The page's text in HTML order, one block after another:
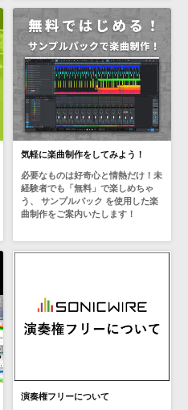
気軽に楽曲制作をしてみよう！
必要なものは好奇心と情熱だけ！未
経験者でも「無料」で楽しめちゃ
う、 サンプルパック を使用した楽
曲制作をご案内いたします！
演奏権フリーについて